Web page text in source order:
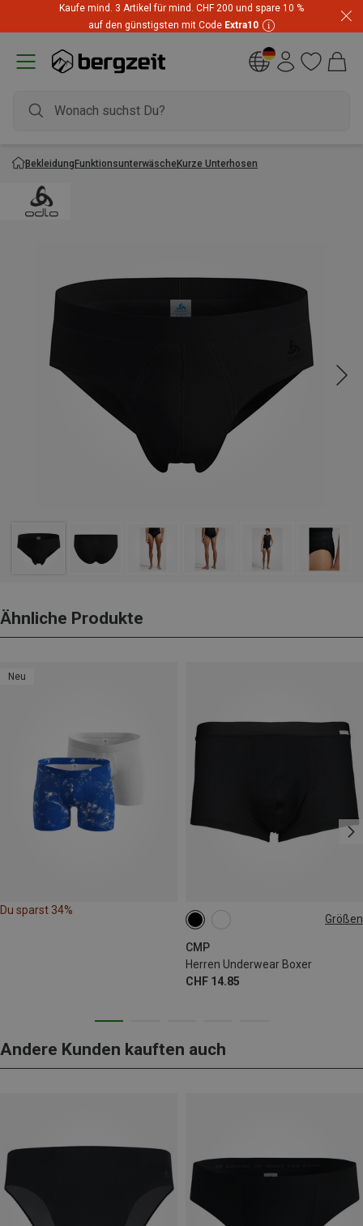
Kaufe mind. 3 Artikel für mind. CHF 200 und spare 10 %
auf den günstigsten mit Code Extra10
BekleidungFunktionsunterwäscheKurze Unterhosen
Ähnliche Produkte
Neu
Du sparst 34%
Größen
CMP
Herren Underwear Boxer
CHF 14.85
S M XXL
Andere Kunden kauften auch